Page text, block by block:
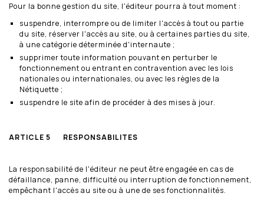
Pour la bonne gestion du site, l'éditeur pourra à tout moment :
suspendre, interrompre ou de limiter l'accès à tout ou partie
du site, réserver l'accès au site, ou à certaines parties du site,
à une catégorie déterminée d'internaute ;
supprimer toute information pouvant en perturber le
fonctionnement ou entrant en contravention avec les lois
nationales ou internationales, ou avec les règles de la
Nétiquette ;
suspendre le site afin de procéder à des mises à jour.
ARTICLE 5 RESPONSABILITES
La responsabilité de l'éditeur ne peut être engagée en cas de
défaillance, panne, difficulté ou interruption de fonctionnement,
empêchant l'accès au site ou à une de ses fonctionnalités.